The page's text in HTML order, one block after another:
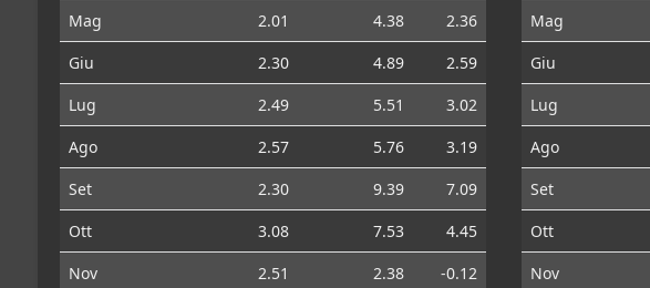
Mag
2.01 4.38
2.36
Giu
2.30 4.89
2.59
Lug
2.49 5.51
3.02
Ago
2.57 5.76
3.19
Set
2.30 9.39
7.09
Ott
3.08 7.53
4.45
Nov
2.51 2.38 -0.12
Mag
Giu
Lug
Ago
Set
Ott
Nov